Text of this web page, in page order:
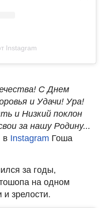
Instagram
С Днем
и Удачи! Ура!
и Низкий поклон
за нашу Родину...
в Instagram Гоша
за годы,
на одном
зрелости.